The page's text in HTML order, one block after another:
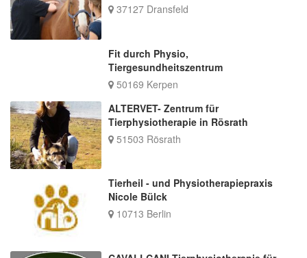
37127 Dransfeld
Fit durch Physio,
Tiergesundheitszentrum
50169 Kerpen
ALTERVET- Zentrum für
Tierphysiotherapie in Rösrath
51503 Rösrath
Tierheil - und Physiotherapiepraxis
Nicole Bülck
10713 Berlin